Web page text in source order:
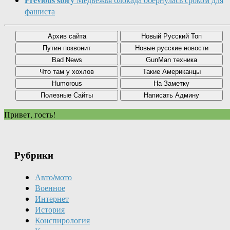
фашиста
Привет, гость!
Рубрики
Авто/мото
Военное
Интернет
История
Конспирология